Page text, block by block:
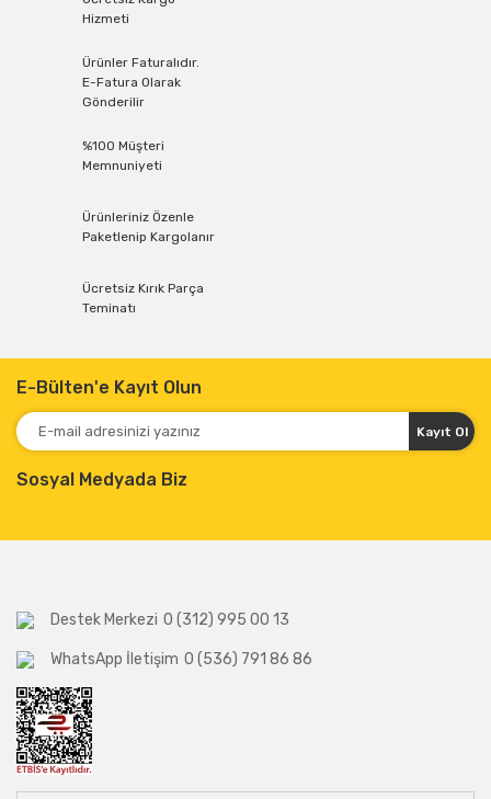
Hizmeti
Ürünler Faturalıdır.
E-Fatura Olarak
Gönderilir
%100 Müşteri
Memnuniyeti
Ürünleriniz Özenle
Paketlenip Kargolanır
Ücretsiz Kırık Parça
Teminatı
E-Bülten'e Kayıt Olun
Kayıt Ol
Sosyal Medyada Biz
Destek Merkezi 0 (312) 995 00 13
WhatsApp İletişim 0 (536) 791 86 86